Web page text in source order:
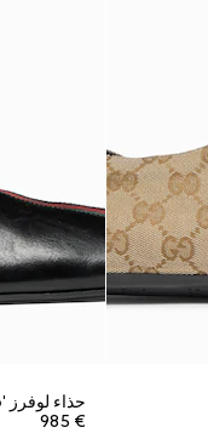
حذاء لوفرز 'Cupertino' للرجال
€ 985